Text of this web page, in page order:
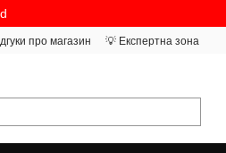
про магазин 💡 Експертна зона